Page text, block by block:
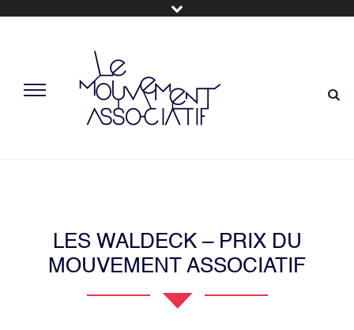
LES WALDECK – PRIX DU
MOUVEMENT ASSOCIATIF